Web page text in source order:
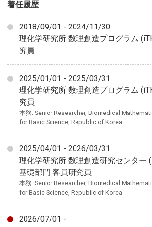
着任履歴
2018/09/01 - 2024/11/30
理化学研究所 数理創造プログラム
究員
2025/01/01 - 2025/03/31
理化学研究所 数理創造プログラム
究員
本務: Senior Researcher, Biomedical
for Basic Science, Republic of Korea
2025/04/01 - 2026/03/31
理化学研究所 数理創造研究センター
基礎部門 客員研究員
本務: Senior Researcher, Biomedical
for Basic Science, Republic of Korea
2026/07/01 -